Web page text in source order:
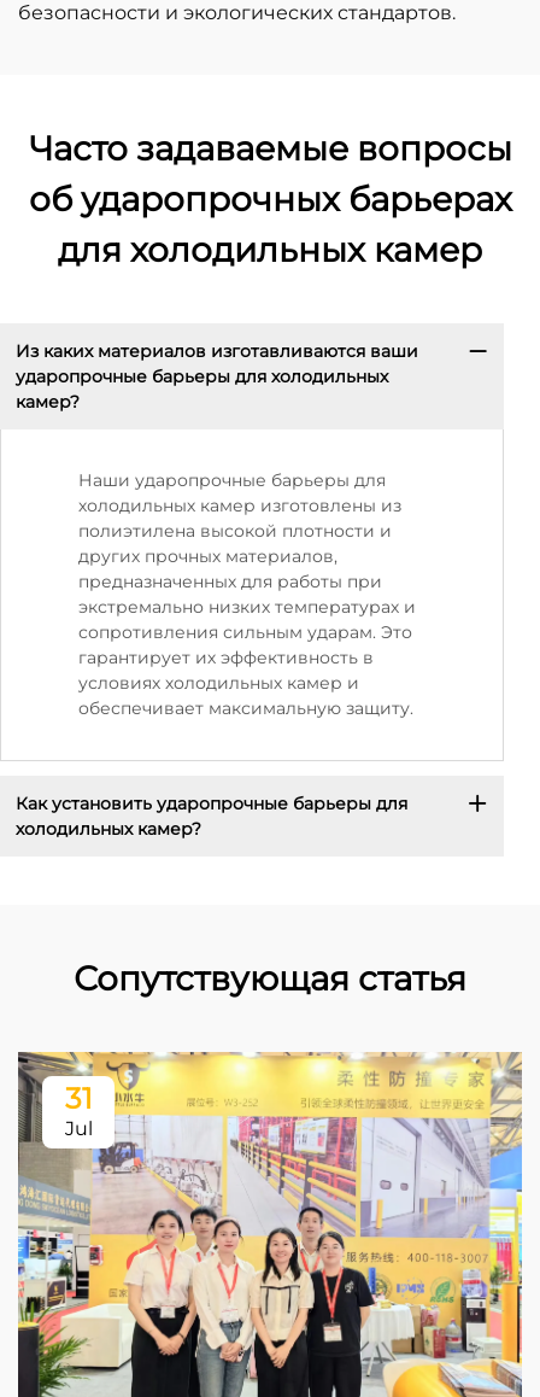
безопасности и экологических стандартов.
Часто задаваемые вопросы
об ударопрочных барьерах
для холодильных камер
Из каких материалов изготавливаются ваши
ударопрочные барьеры для холодильных
камер?
Наши ударопрочные барьеры для
холодильных камер изготовлены из
полиэтилена высокой плотности и
других прочных материалов,
предназначенных для работы при
экстремально низких температурах и
сопротивления сильным ударам. Это
гарантирует их эффективность в
условиях холодильных камер и
обеспечивает максимальную защиту.
Как установить ударопрочные барьеры для
холодильных камер?
Сопутствующая статья
31
Jul